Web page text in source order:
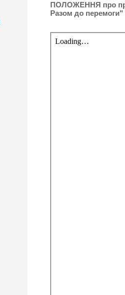
ПОЛОЖЕННЯ про
Разом до перемоги"